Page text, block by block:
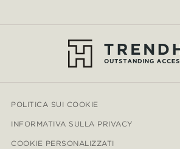
POLITICA SUI COOKIE
INFORMATIVA SULLA PRIVACY
COOKIE PERSONALIZZATI